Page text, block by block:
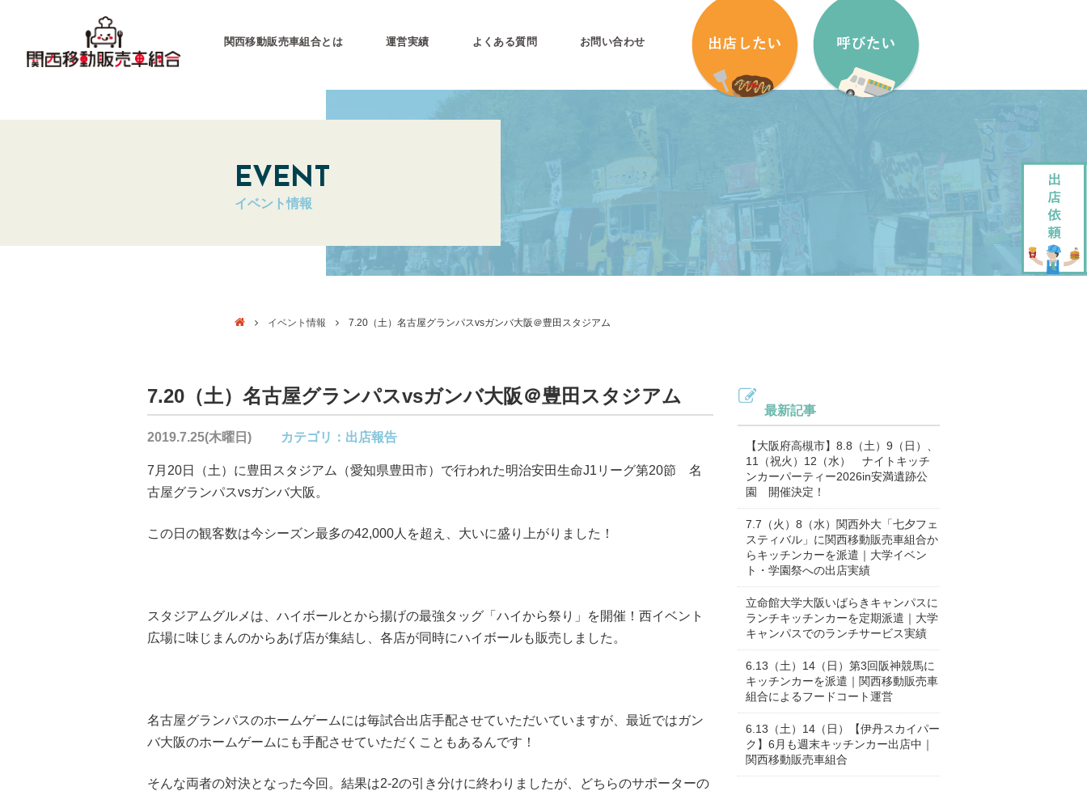
関西移動販売車組合とは
関西移動販売車組合とは
運営会社
キッチンカーグランプリ公式
運営実績 よくある質問 お問い合わせ
加盟申し込みフォーム
キッチンカーをはじめたい方へ
キッチンカー製作・販売
出店依頼フォーム
加盟キッチンカー紹介
企画・運営させていただきます
EVENT
イベント情報
イベント情報 7.20（土）名古屋グランパスvsガンバ大阪＠豊田スタジアム
7.20（土）名古屋グランパスvsガンバ大阪＠豊田スタジアム
2019.7.25(木曜日) カテゴリ： 出店報告
7月20日（土）に豊田スタジアム（愛知県豊田市）で行われた明治安田生命J1リーグ第20節 名
古屋グランパスvsガンバ大阪。
この日の観客数は今シーズン最多の42,000人を超え、大いに盛り上がりました！
スタジアムグルメは、ハイボールとから揚げの最強タッグ「ハイから祭り」を開催！西イベント
広場に味じまんのからあげ店が集結し、各店が同時にハイボールも販売しました。
名古屋グランパスのホームゲームには毎試合出店手配させていただいていますが、最近ではガン
バ大阪のホームゲームにも手配させていただくこともあるんです！
そんな両者の対決となった今回。結果は2-2の引き分けに終わりましたが、どちらのサポーターの
最新記事
【大阪府高槻市】8.8（土）9（日）、
11（祝火）12（水） ナイトキッチ
ンカーパーティー2026in安満遺跡公
園 開催決定！
7.7（火）8（水）関西外大「七夕フェ
スティバル」に関西移動販売車組合か
らキッチンカーを派遣｜大学イベン
ト・学園祭への出店実績
立命館大学大阪いばらきキャンパスに
ランチキッチンカーを定期派遣｜大学
キャンパスでのランチサービス実績
6.13（土）14（日）第3回阪神競馬に
キッチンカーを派遣｜関西移動販売車
組合によるフードコート運営
6.13（土）14（日）【伊丹スカイパー
ク】6月も週末キッチンカー出店中｜
関西移動販売車組合